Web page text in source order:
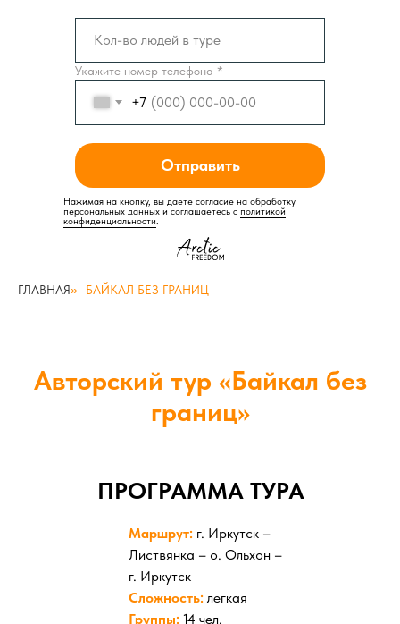
+7
Отправить
Нажимая на кнопку, вы даете согласие на обработку
персональных данных и соглашаетесь c политикой
конфиденциальности.
Укажите номер телефона *
ГЛАВНАЯ» БАЙКАЛ БЕЗ ГРАНИЦ
Авторский тур «Байкал без
границ»
ПРОГРАММА ТУРА
Маршрут: г. Иркутск –
Листвянка – о. Ольхон –
г. Иркутск
Сложность: легкая
Группы: 14 чел.